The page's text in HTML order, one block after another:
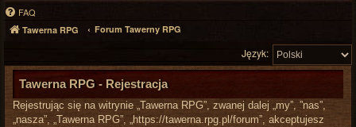
FAQ
Tawerna RPG Forum Tawerny RPG
Język:
Tawerna RPG - Rejestracja
Rejestrując się na witrynie „Tawerna RPG”, zwanej dalej „my”, ”nas”,
„nasza”, „Tawerna RPG”, „https://tawerna.rpg.pl/forum”, akceptujesz